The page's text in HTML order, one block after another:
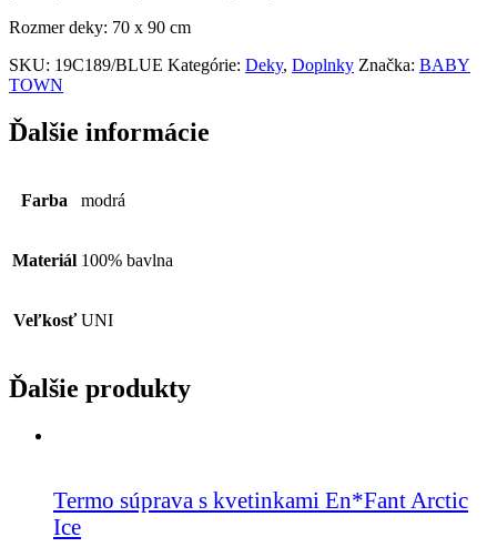
Rozmer deky: 70 x 90 cm
SKU: 19C189/BLUE Kategórie: Deky, Doplnky Značka: BABY
TOWN
Ďalšie informácie
Farba modrá
Materiál 100% bavlna
Veľkosť UNI
Ďalšie produkty
Termo súprava s kvetinkami En*Fant Arctic
Ice